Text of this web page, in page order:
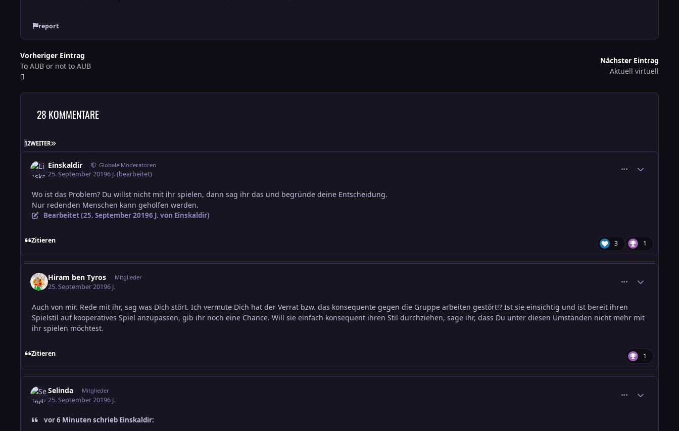
report
Vorheriger Eintrag
To AUB or not to AUB
Nächster Eintrag
Aktuell virtuell
28 KOMMENTARE
12WEITER LETZTE SEITE
Einskaldir Globale Moderatoren
25. September 20196 J.(bearbeitet)
Wo ist das Problem? Du willst nicht mit ihr spielen, dann sag ihr das und begründe deine Entscheidung.
Nur redenden Menschen kann geholfen werden.
Bearbeitet (25. September 20196 J. von Einskaldir)
Zitieren 3 1
Hiram ben Tyros Mitglieder
25. September 20196 J.
Auch von mir. Rede mit ihr, sag was Dich stört. Ich vermute Dich hat der Verrat bzw. das konsequente gegen die Gruppe arbeiten gestört!? Ist sie einsichtig und ist bereit ihren
Spielstil auf kooperatives Spiel anzupassen, gib ihr noch eine Chance. Will sie einfach konsequent ihren Stil durchziehen, sage ihr, dass Du unter diesen Umständen nicht mehr mit
ihr spielen möchtest.
Zitieren 1
Selinda Mitglieder
25. September 20196 J.
vor 6 Minuten schrieb Einskaldir: